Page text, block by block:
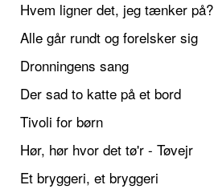
Hvem ligner det, jeg tænker på?
Alle går rundt og forelsker sig
Dronningens sang
Der sad to katte på et bord
Tivoli for børn
Hør, hør hvor det tø'r - Tøvejr
Et bryggeri, et bryggeri